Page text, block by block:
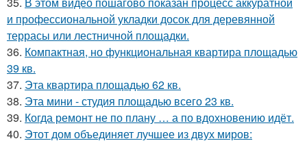
и профессиональной укладки досок для деревянной
террасы или лестничной площадки.
36. Компактная, но функциональная квартира площадью
39 кв.
37. Эта квартира площадью 62 кв.
38. Эта мини - студия площадью всего 23 кв.
39. Когда ремонт не по плану … а по вдохновению идёт.
40. Этот дом объединяет лучшее из двух миров: